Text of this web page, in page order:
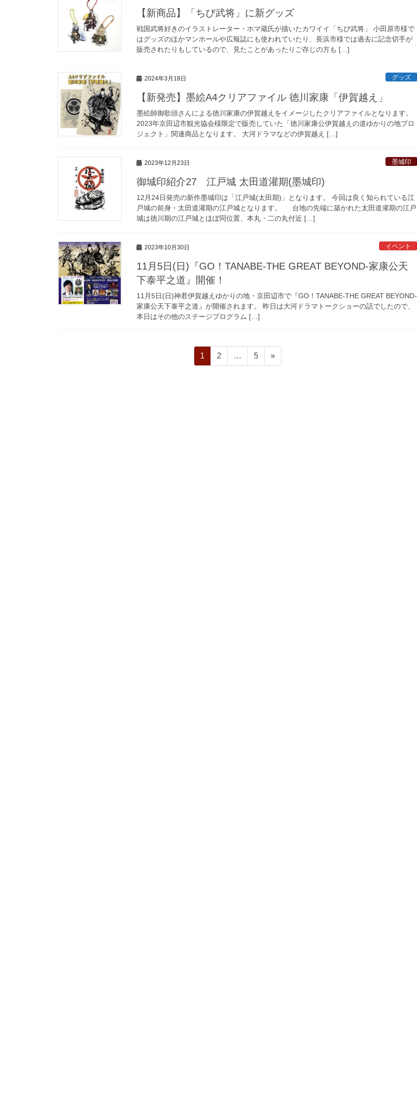
【新商品】「ちび武将」に新グッズ
戦国武将好きのイラストレーター・ホマ蔵氏が描いたカワイイ「ちび武将」 小田原市様で
はグッズのほかマンホールや広報誌にも使われていたり、長浜市様では過去に記念切手が
販売されたりもしているので、見たことがあったりご存じの方も […]
2024年3月18日 グッズ
【新発売】墨絵A4クリアファイル 徳川家康「伊賀越え」
墨絵師御歌頭さんによる徳川家康の伊賀越えをイメージしたクリアファイルとなります。
2023年京田辺市観光協会様限定で販売していた「徳川家康公伊賀越えの道ゆかりの地プロ
ジェクト」関連商品となります。 大河ドラマなどの伊賀越え […]
2023年12月23日 墨城印
御城印紹介27 江戸城 太田道灌期(墨城印)
12月24日発売の新作墨城印は「江戸城(太田期)」となります。 今回は良く知られている江
戸城の前身・太田道灌期の江戸城となります。 台地の先端に築かれた太田道灌期の江戸
城は徳川期の江戸城とほぼ同位置、本丸・二の丸付近 […]
2023年10月30日 イベント
11月5日(日)『GO！TANABE-THE GREAT BEYOND-家康公天
下泰平之道』開催！
11月5日(日)神君伊賀越えゆかりの地・京田辺市で『GO！TANABE-THE GREAT BEYOND-
家康公天下泰平之道』が開催されます。 昨日は大河ドラマトークショーの話でしたので、
本日はその他のステージプログラム […]
固
定
1
固
定
2 …
固
定
5 »